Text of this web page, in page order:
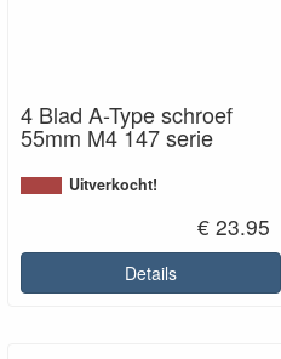
4 Blad A-Type schroef
55mm M4 147 serie
Uitverkocht!
€ 23.95
Details